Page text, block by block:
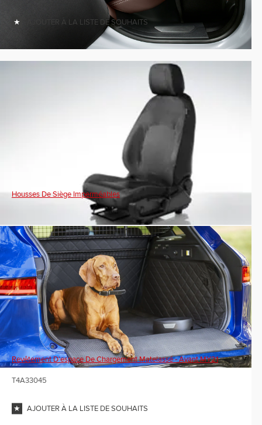
AJOUTER À LA LISTE DE SOUHAITS
Housses De Siège Imperméables
Revêtement D’espace De Chargement Matelassé - Avant MY21
T4A33045
AJOUTER À LA LISTE DE SOUHAITS